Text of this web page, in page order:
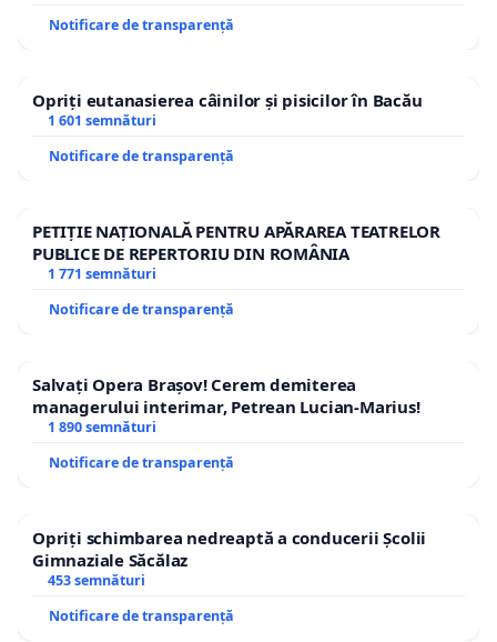
Notificare de transparență
Opriți eutanasierea câinilor și pisicilor în Bacău
1 601 semnături
Notificare de transparență
PETIȚIE NAȚIONALĂ PENTRU APĂRAREA TEATRELOR
PUBLICE DE REPERTORIU DIN ROMÂNIA
1 771 semnături
Notificare de transparență
Salvați Opera Brașov! Cerem demiterea
managerului interimar, Petrean Lucian-Marius!
1 890 semnături
Notificare de transparență
Opriți schimbarea nedreaptă a conducerii Școlii
Gimnaziale Săcălaz
453 semnături
Notificare de transparență